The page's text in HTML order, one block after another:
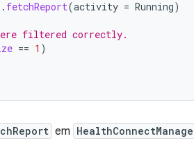
. fetchReport(activity = Running)
filtered correctly.
== 1 )
em